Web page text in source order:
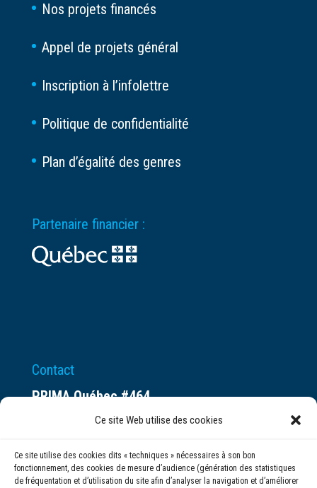
Ce site Web utilise des cookies
Ce site utilise des cookies dits « techniques » nécessaires à son bon
fonctionnement, des cookies de mesure d’audience (génération des statistiques
de fréquentation et d’utilisation du site afin d’analyser la navigation et d’améliorer
Nos projets financés
Appel de projets général
Inscription à l’infolettre
Politique de confidentialité
Plan d’égalité des genres
Partenaire financier :
Contact
PRIMA Québec #464
Espace ax.c
Montréal (QC) H3C 0B4